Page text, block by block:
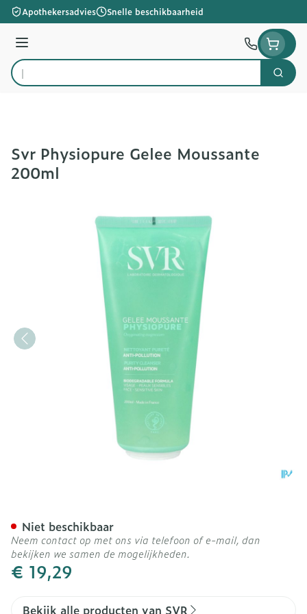
Ga naar de inhoud
Apothekersadvies Snelle beschikbaarheid
Menu
Product, merk, categorie...
Zoek
Svr Physiopure Gelee Moussante
200ml
€ 19,29
Niet beschikbaar
Neem contact op met ons via telefoon of e-mail, dan
bekijken we samen de mogelijkheden.
Bekijk alle producten van SVR